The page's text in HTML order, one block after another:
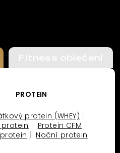
Fitness oblečení
PROTEIN
protein (WHEY)
Protein CFM
Noční protein